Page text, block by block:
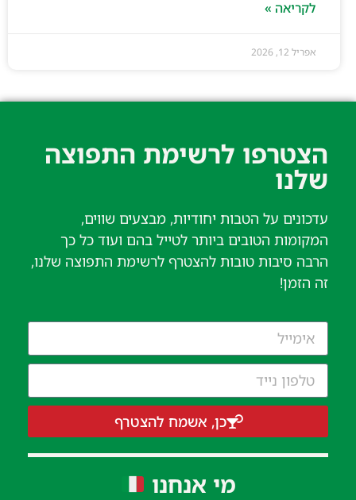
לקריאה »
אפריל 12, 2026
הצטרפו לרשימת התפוצה
שלנו​
עדכונים על הטבות יחודיות, מבצעים שווים,
המקומות הטובים ביותר לטייל בהם ועוד כל כך
הרבה סיבות טובות להצטרף לרשימת התפוצה שלנו,
זה הזמן!
כן, אשמח להצטרף
מי אנחנו